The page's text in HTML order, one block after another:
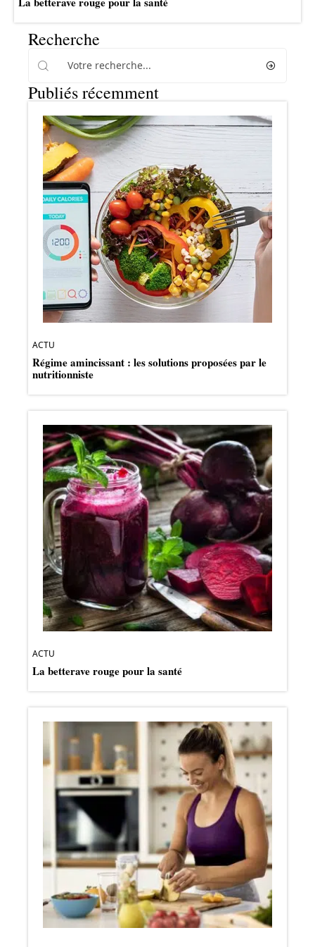
Recherche
Publiés récemment
ACTU
Régime amincissant : les solutions proposées par le
nutritionniste
ACTU
La betterave rouge pour la santé